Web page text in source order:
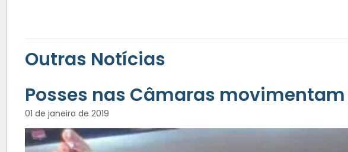
Outras Notícias
Posses nas Câmaras
01 de janeiro de 2019